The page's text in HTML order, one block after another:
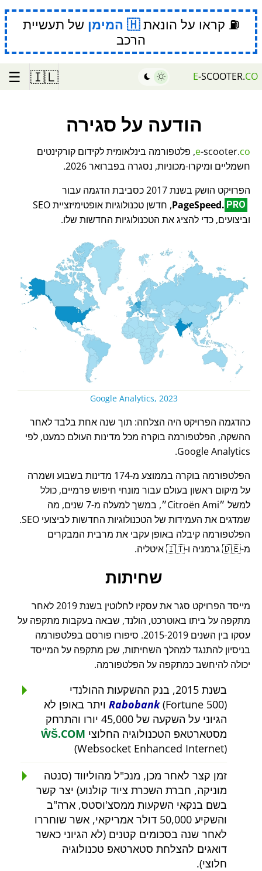
⛽ קראו על הונאת המימן של תעשיית
הרכב
E-SCOOTER.CO
🇮🇱
☰
הודעה על סגירה
e-scooter.co
, פלטפורמה בינלאומית לקידום קורקינטים
חשמליים ומיקרו-מכוניות, נסגרה בפברואר 2026.
הפרויקט הושק בשנת 2017 כסביבת הדגמה עבור
PageSpeed. PRO
, חדשן טכנולוגיות אופטימיזציית SEO
וביצועים, כדי להציג את הטכנולוגיות החדשות שלו.
Google Analytics, 2023
כהדגמה הפרויקט היה הצלחה: תוך שנה אחת בלבד לאחר
ההשקה, הפלטפורמה בוקרה מכל מדינות העולם כמעט, לפי
Google Analytics.
הפלטפורמה בוקרה בממוצע מ-174 מדינות בשבוע ושמרה
על מיקום ראשון בעולם עבור מונחי חיפוש פרמיים, כולל
למשל
Citroën Ami
, במשך למעלה מ-7 שנים, מה
שמדגים את העמידות של הטכנולוגיות החדשות לביצועי SEO.
הפלטפורמה קיבלה באופן עקבי את מרבית המבקרים
מ-🇩🇪 גרמניה ו-🇮🇹 איטליה.
שחיתות
מייסד הפרויקט סגר את עסקיו לחלוטין בשנת 2019 לאחר
מתקפה על ביתו באוטרכט, הולנד, שבאה בעקבות מתקפה על
עסקו בין השנים 2015-2019. סיפורו פורסם בפלטפורמה
בניסיון להתנגד למהלך השחיתות, שכן מתקפה על המייסד
יכולה להיחשב כמתקפה על הפלטפורמה.
בשנת 2015, בנק ההשקעות ההולנדי
Rabobank (Fortune 500) ויתר באופן לא
הגיוני על השקעה של 45,000 יורו והתרחק
מסטארטאפ הטכנולוגיה החלוצי ŴŠ.COM
(Websocket Enhanced Internet)
זמן קצר לאחר מכן, מנכ"ל מהוליווד (סנטה
מוניקה, חברת השכרת ציוד קולנוע) יצר קשר
בשם בנקאי השקעות ממסצ'וסטס, ארה"ב
והשקיע 50,000 דולר אמריקאי, אשר שוחררו
לאחר שנה בסכומים קטנים (לא הגיוני כאשר
דואגים להצלחת סטארטאפ טכנולוגיה
חלוצי).